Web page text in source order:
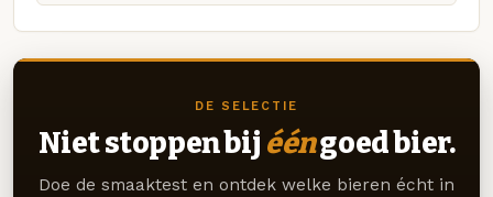
DE SELECTIE
Niet stoppen bij ééngoed bier.
Doe de smaaktest en ontdek welke bieren écht in